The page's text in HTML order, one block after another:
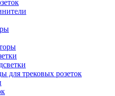
для трековых розеток